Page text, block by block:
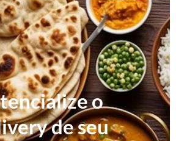
o
de seu